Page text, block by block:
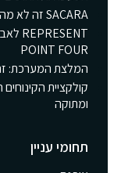
SACARA זה לא מה שאת שמה על הפנים – זה הפנים
POINT FOUR
המלצת המערכת:
קולקציית
ומתוקה
תחומי עניין